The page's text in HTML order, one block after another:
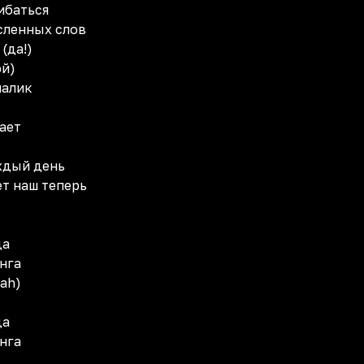
слов
(да!)
день
наш теперь